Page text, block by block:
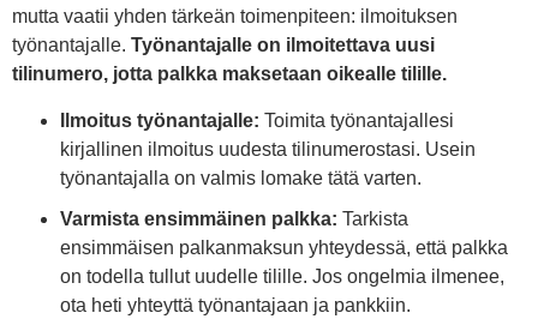
mutta vaatii yhden tärkeän toimenpiteen: ilmoituksen
työnantajalle. Työnantajalle on ilmoitettava uusi
tilinumero, jotta palkka maksetaan oikealle tilille.
Ilmoitus työnantajalle: Toimita työnantajallesi
kirjallinen ilmoitus uudesta tilinumerostasi. Usein
työnantajalla on valmis lomake tätä varten.
Varmista ensimmäinen palkka: Tarkista
ensimmäisen palkanmaksun yhteydessä, että palkka
on todella tullut uudelle tilille. Jos ongelmia ilmenee,
ota heti yhteyttä työnantajaan ja pankkiin.